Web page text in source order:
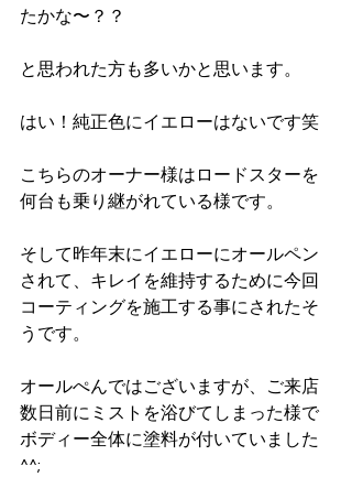
たかな〜？？
と思われた方も多いかと思います。
はい！純正色にイエローはないです笑
こちらのオーナー様はロードスターを
何台も乗り継がれている様です。
そして昨年末にイエローにオールペン
されて、キレイを維持するために今回
コーティングを施工する事にされたそ
うです。
オールぺんではございますが、ご来店
数日前にミストを浴びてしまった様で
ボディー全体に塗料が付いていました
^^;